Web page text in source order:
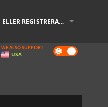
LOGGA IN ELLER REGISTRERA DIG
Dark
mode
WE ALSO SUPPORT
USA